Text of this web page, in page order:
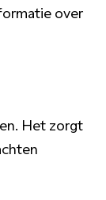
over
Het zorgt